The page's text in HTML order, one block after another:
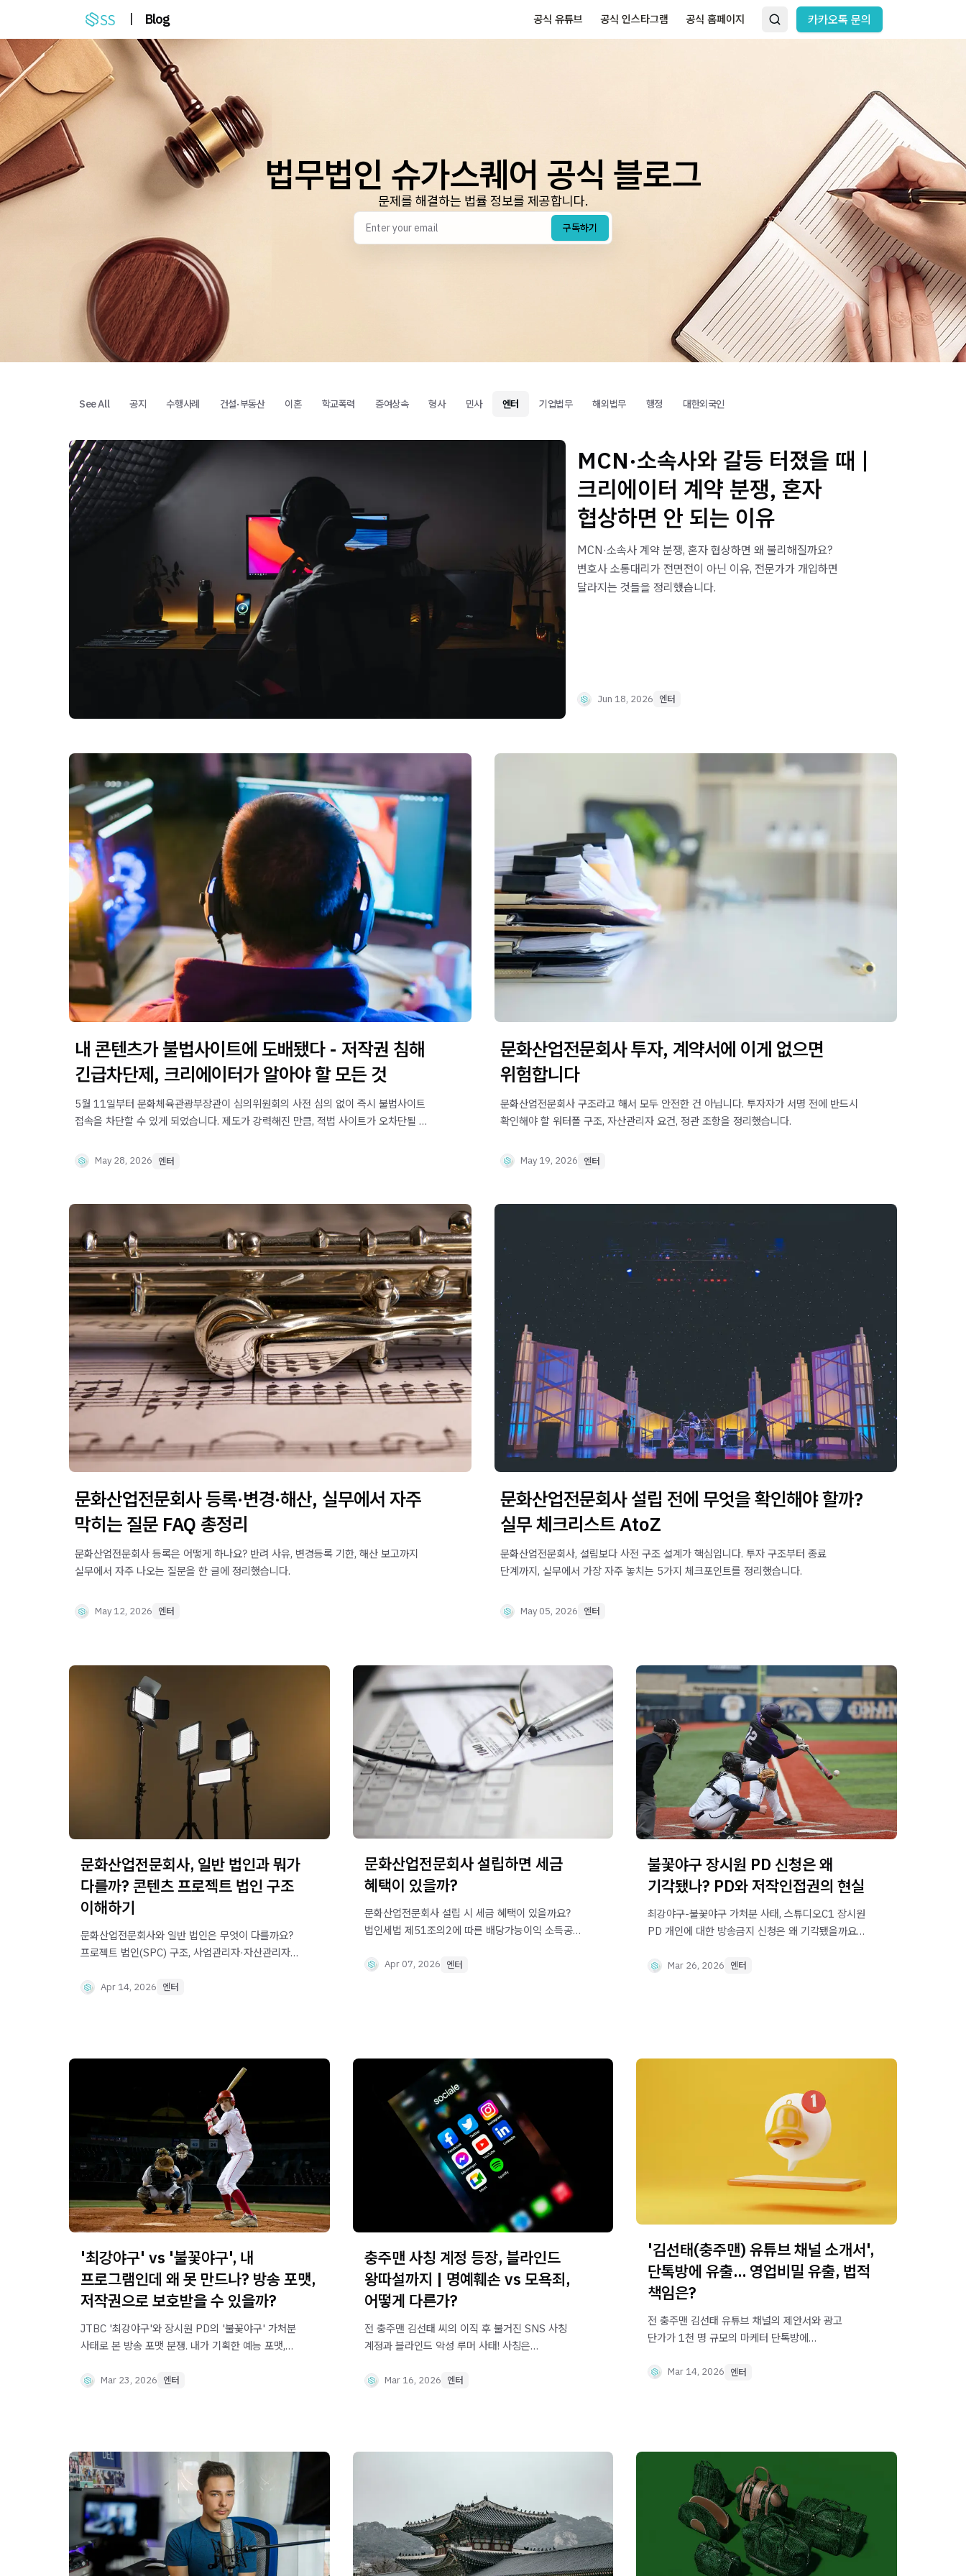
| Blog 공식 유튜브 공식 인스타그램 공식 홈페이지 카카오톡 문의
법무법인 슈가스퀘어 공식 블로그
문제를 해결하는 법률 정보를 제공합니다.
구독하기
See All 공지 수행사례 건설·부동산 이혼 학교폭력 증여상속 형사 민사 엔터 기업법무 해외법무 행정 대한외국인
MCN·소속사와 갈등 터졌을 때 |
크리에이터 계약 분쟁, 혼자
협상하면 안 되는 이유
MCN·소속사 계약 분쟁, 혼자 협상하면 왜 불리해질까요?
변호사 소통대리가 전면전이 아닌 이유, 전문가가 개입하면
달라지는 것들을 정리했습니다.
Jun 18, 2026 엔터
내 콘텐츠가 불법사이트에 도배됐다 - 저작권 침해
긴급차단제, 크리에이터가 알아야 할 모든 것
5월 11일부터 문화체육관광부장관이 심의위원회의 사전 심의 없이 즉시 불법사이트
접속을 차단할 수 있게 되었습니다. 제도가 강력해진 만큼, 적법 사이트가 오차단될 수
May 28, 2026 엔터
문화산업전문회사 투자, 계약서에 이게 없으면
위험합니다
문화산업전문회사 구조라고 해서 모두 안전한 건 아닙니다. 투자자가 서명 전에 반드시
확인해야 할 워터폴 구조, 자산관리자 요건, 정관 조항을 정리했습니다.
May 19, 2026 엔터
문화산업전문회사 등록·변경·해산, 실무에서 자주
막히는 질문 FAQ 총정리
문화산업전문회사 등록은 어떻게 하나요? 반려 사유, 변경등록 기한, 해산 보고까지
실무에서 자주 나오는 질문을 한 글에 정리했습니다.
May 12, 2026 엔터
문화산업전문회사 설립 전에 무엇을 확인해야 할까?
실무 체크리스트 AtoZ
문화산업전문회사, 설립보다 사전 구조 설계가 핵심입니다. 투자 구조부터 종료
단계까지, 실무에서 가장 자주 놓치는 5가지 체크포인트를 정리했습니다.
May 05, 2026 엔터
문화산업전문회사, 일반 법인과 뭐가
다를까? 콘텐츠 프로젝트 법인 구조
이해하기
문화산업전문회사와 일반 법인은 무엇이 다를까요?
프로젝트 법인(SPC) 구조, 사업관리자·자산관리자
제도를 설명합니다.
Apr 14, 2026 엔터
문화산업전문회사 설립하면 세금
혜택이 있을까?
문화산업전문회사 설립 시 세금 혜택이 있을까요?
법인세법 제51조의2에 따른 배당가능이익 소득공제
정리했습니다.
Apr 07, 2026 엔터
불꽃야구 장시원 PD 신청은 왜
기각됐나? PD와 저작인접권의 현실
최강야구-불꽃야구 가처분 사태, 스튜디오C1 장시원
PD 개인에 대한 방송금지 신청은 왜 기각됐을까요?
아닐까?' 고민하는 창작자를 위해 방송 연출자(PD)
Mar 26, 2026 엔터
'최강야구' vs '불꽃야구', 내
프로그램인데 왜 못 만드나? 방송 포맷,
저작권으로 보호받을 수 있을까?
JTBC '최강야구'와 장시원 PD의 '불꽃야구' 가처분
사태로 본 방송 포맷 분쟁. 내가 기획한 예능 포맷,
프로그램인데 왜 못 만들까?' 창작자를 괴롭히는
Mar 23, 2026 엔터
충주맨 사칭 계정 등장, 블라인드
왕따설까지 | 명예훼손 vs 모욕죄,
어떻게 다른가?
전 충주맨 김선태 씨의 이직 후 불거진 SNS 사칭
계정과 블라인드 악성 루머 사태! 사칭은
모욕죄의 결정적 차이부터 개정 스토킹처벌법을
Mar 16, 2026 엔터
'김선태(충주맨) 유튜브 채널 소개서',
단톡방에 유출... 영업비밀 유출, 법적
책임은?
전 충주맨 김선태 유튜브 채널의 제안서와 광고
단가가 1천 명 규모의 마케터 단톡방에
공유하는 것은 단순한 업계 관행일까요, 엄연한
Mar 14, 2026 엔터